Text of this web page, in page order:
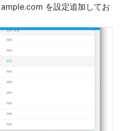
を設定追加してお